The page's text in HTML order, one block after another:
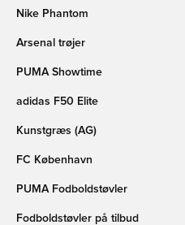
Nike Phantom
Arsenal trøjer
PUMA Showtime
adidas F50 Elite
Kunstgræs (AG)
FC København
PUMA Fodboldstøvler
Fodboldstøvler på tilbud